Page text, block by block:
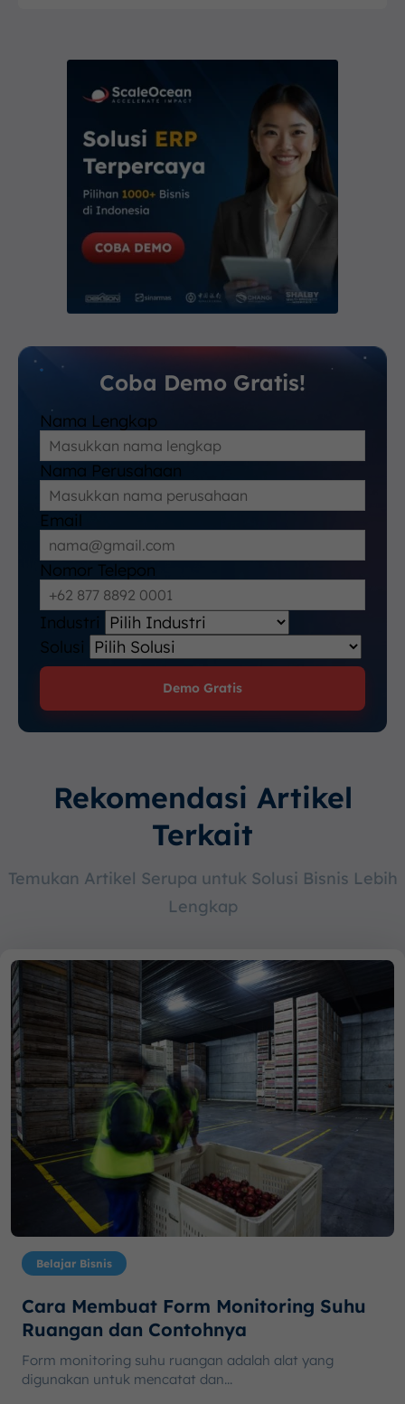
Coba Demo Gratis!
Nama Lengkap
Nama Perusahaan
Email
Nomor Telepon
Industri
Solusi
Demo Gratis
Rekomendasi Artikel
Terkait
Temukan Artikel Serupa untuk Solusi Bisnis Lebih
Lengkap
Belajar Bisnis
Cara Membuat Form Monitoring Suhu
Ruangan dan Contohnya
Form monitoring suhu ruangan adalah alat yang
digunakan untuk mencatat dan...